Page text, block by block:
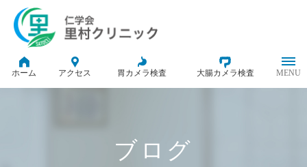
ホーム アクセス 胃カメラ検査 大腸カメラ検査
ブログ